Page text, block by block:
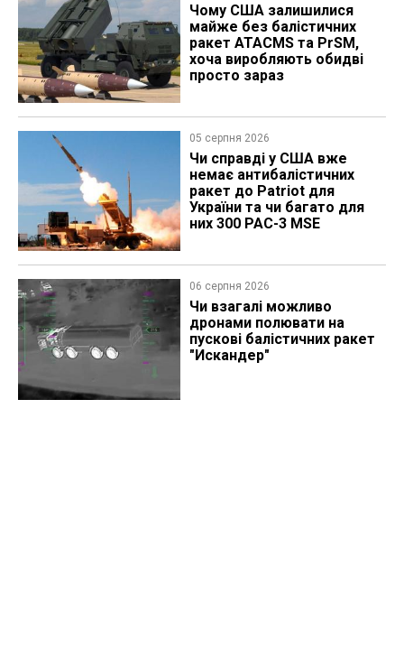
Чому США залишилися
майже без балістичних
ракет ATACMS та PrSM,
хоча виробляють обидві
просто зараз
05 серпня 2026
Чи справді у США вже
немає антибалістичних
ракет до Patriot для
України та чи багато для
них 300 PAC-3 MSE
06 серпня 2026
Чи взагалі можливо
дронами полювати на
пускові балістичних ракет
"Искандер"